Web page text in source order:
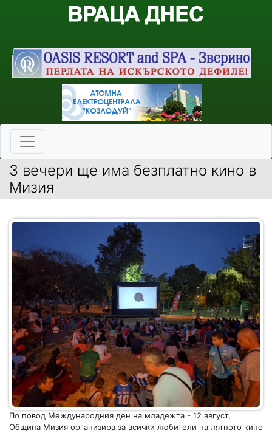
3 вечери ще има безплатно кино в
Мизия
По повод Международния ден на младежта - 12 август,
Община Мизия организира за всички любители на лятното кино